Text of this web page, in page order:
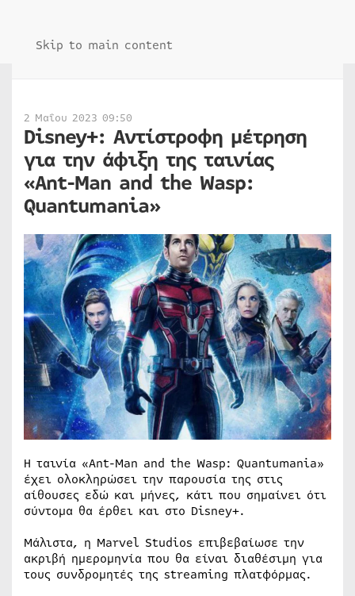
Skip to main content
2 Μαΐου 2023 09:50
Disney+: Αντίστροφη μέτρηση
για την άφιξη της ταινίας
«Ant-Man and the Wasp:
Quantumania»
Η ταινία «Ant-Man and the Wasp: Quantumania»
έχει ολοκληρώσει την παρουσία της στις
αίθουσες εδώ και μήνες, κάτι που σημαίνει ότι
σύντομα θα έρθει και στο Disney+.
Μάλιστα, η Marvel Studios επιβεβαίωσε την
ακριβή ημερομηνία που θα είναι διαθέσιμη για
τους συνδρομητές της streaming πλατφόρμας.